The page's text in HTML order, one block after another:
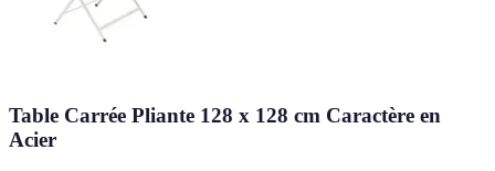
Table Carrée Pliante 128 x 128 cm Caractère en
Acier